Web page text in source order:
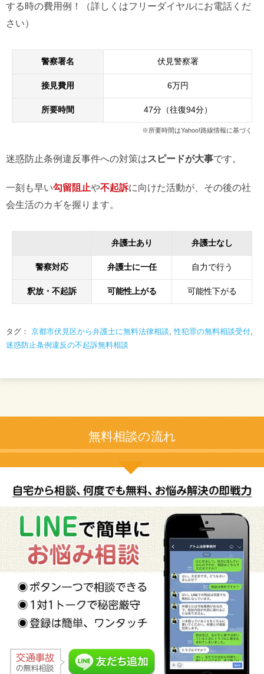
する時の費用例！（詳しくはフリーダイヤルにお電話くだ
さい）
警察署名 伏見警察署
接見費用 6万円
所要時間 47分（往復94分）
※所要時間はYahoo!路線情報に基づく
迷惑防止条例違反事件への対策はスピードが大事です。
一刻も早い勾留阻止や不起訴に向けた活動が、その後の社
会生活のカギを握ります。
弁護士あり 弁護士なし
警察対応 弁護士に一任 自力で行う
釈放・不起訴 可能性上がる 可能性下がる
タグ： 京都市伏見区から弁護士に無料法律相談,性犯罪の無料相談受付,
迷惑防止条例違反の不起訴無料相談
無料相談の流れ